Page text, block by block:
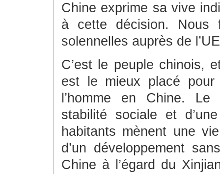
Chine exprime sa vive
à cette décision. Nous
solennelles auprès de
C’est le peuple chinois,
est le mieux placé
l’homme en Chine. Le
stabilité sociale et
habitants mènent une
d’un développement
Chine à l’égard du